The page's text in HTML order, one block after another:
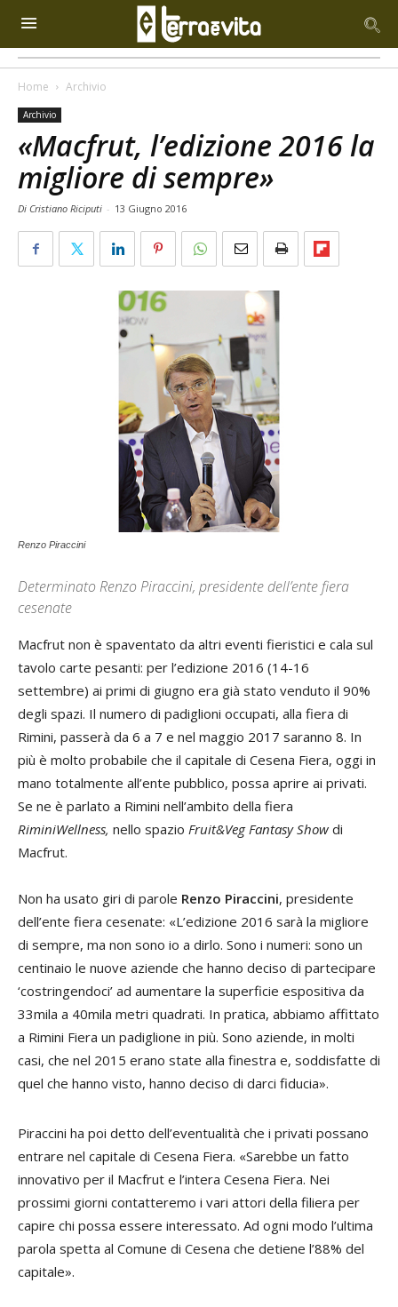
Home Archivio
Archivio
«Macfrut, l’edizione 2016 la
migliore di sempre»
Di Cristiano Riciputi - 13 Giugno 2016
Renzo Piraccini
Determinato Renzo Piraccini, presidente dell’ente fiera
cesenate
Macfrut non è spaventato da altri eventi fieristici e cala sul
tavolo carte pesanti: per l’edizione 2016 (14-16
settembre) ai primi di giugno era già stato venduto il 90%
degli spazi. Il numero di padiglioni occupati, alla fiera di
Rimini, passerà da 6 a 7 e nel maggio 2017 saranno 8. In
più è molto probabile che il capitale di Cesena Fiera, oggi in
mano totalmente all’ente pubblico, possa aprire ai privati.
Se ne è parlato a Rimini nell’ambito della fiera
RiminiWellness, nello spazio Fruit&Veg Fantasy Show di
Macfrut.
Non ha usato giri di parole Renzo Piraccini, presidente
dell’ente fiera cesenate: «L’edizione 2016 sarà la migliore
di sempre, ma non sono io a dirlo. Sono i numeri: sono un
centinaio le nuove aziende che hanno deciso di partecipare
‘costringendoci’ ad aumentare la superficie espositiva da
33mila a 40mila metri quadrati. In pratica, abbiamo affittato
a Rimini Fiera un padiglione in più. Sono aziende, in molti
casi, che nel 2015 erano state alla finestra e, soddisfatte di
quel che hanno visto, hanno deciso di darci fiducia».
Piraccini ha poi detto dell’eventualità che i privati possano
entrare nel capitale di Cesena Fiera. «Sarebbe un fatto
innovativo per il Macfrut e l’intera Cesena Fiera. Nei
prossimi giorni contatteremo i vari attori della filiera per
capire chi possa essere interessato. Ad ogni modo l’ultima
parola spetta al Comune di Cesena che detiene l’88% del
capitale».